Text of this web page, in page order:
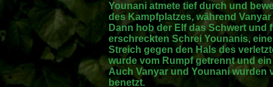
Younani atmete tief durch und
des Kampfplatzes, während
Dann hob der Elf das Schwert und
erschreckten Schrei Younanis,
Streich gegen den Hals des
wurde vom Rumpf getrennt und
Auch Vanyar und Younani wurden
benetzt.